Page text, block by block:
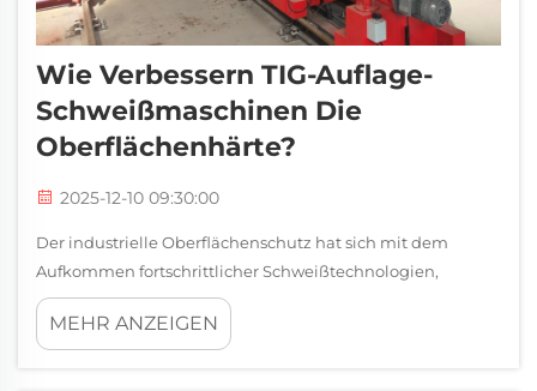
Wie Verbessern TIG-Auflage-
Schweißmaschinen Die
Oberflächenhärte?
2025-12-10 09:30:00
Der industrielle Oberflächenschutz hat sich mit dem
Aufkommen fortschrittlicher Schweißtechnologien,
insbesondere in Anwendungen mit außergewöhnlicher
Haltbarkeit und Präzision, erheblich weiterentwickelt. TIG-
MEHR ANZEIGEN